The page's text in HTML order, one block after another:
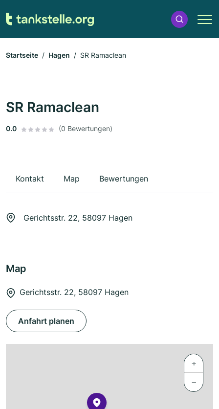
Startseite Hagen SR Ramaclean
SR Ramaclean
0.0 (0 Bewertungen)
Kontakt Map Bewertungen
Gerichtsstr. 22, 58097 Hagen
Map
Gerichtsstr. 22, 58097 Hagen
Anfahrt planen
+
−